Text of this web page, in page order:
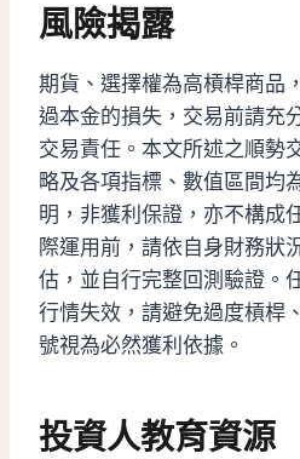
風險揭露
期貨、選擇權為高槓桿商品
過本金的損失，交易前請充
交易責任。本文所述之順勢
略及各項指標、數值區間均
明，非獲利保證，亦不構成
際運用前，請依自身財務狀
估，並自行完整回測驗證。
行情失效，請避免過度槓桿
號視為必然獲利依據。
投資人教育資源